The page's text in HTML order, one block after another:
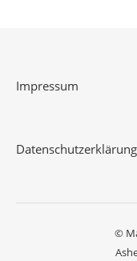
Impressum
Datenschutzerklärung
©